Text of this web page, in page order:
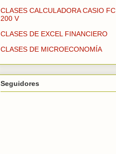
CLASES CALCULADORA CASIO FC
200 V
CLASES DE EXCEL FINANCIERO
CLASES DE MICROECONOMÍA
Seguidores